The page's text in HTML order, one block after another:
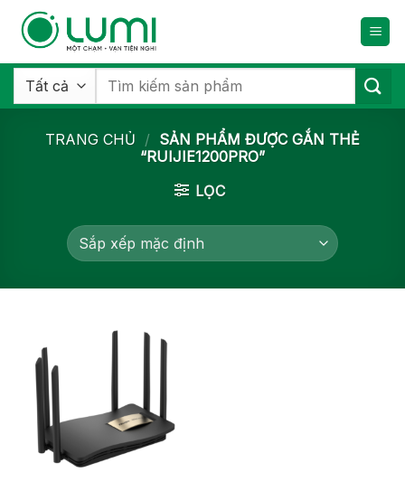
qua
dung
Tìm
TRANG CHỦ / SẢN PHẨM ĐƯỢC GẮN THẺ
“RUIJIE1200PRO”
LỌC